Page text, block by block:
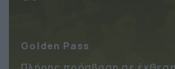
Golden Pass